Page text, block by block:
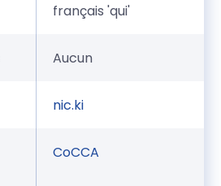
français 'qui'
Aucun
nic.ki
CoCCA